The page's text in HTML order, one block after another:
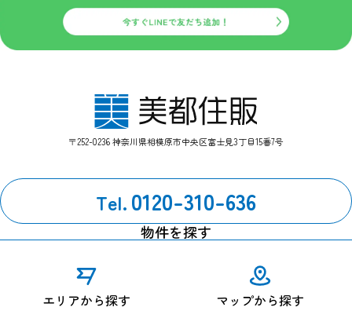
〒252-0236 神奈川県相模原市中央区富士見3丁目15番7号
Tel. 0120-310-636
物件を探す
エリアから探す マップから探す